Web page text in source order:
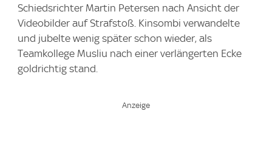
Schiedsrichter Martin Petersen nach Ansicht der
Videobilder auf Strafstoß. Kinsombi verwandelte
und jubelte wenig später schon wieder, als
Teamkollege Musliu nach einer verlängerten Ecke
goldrichtig stand.